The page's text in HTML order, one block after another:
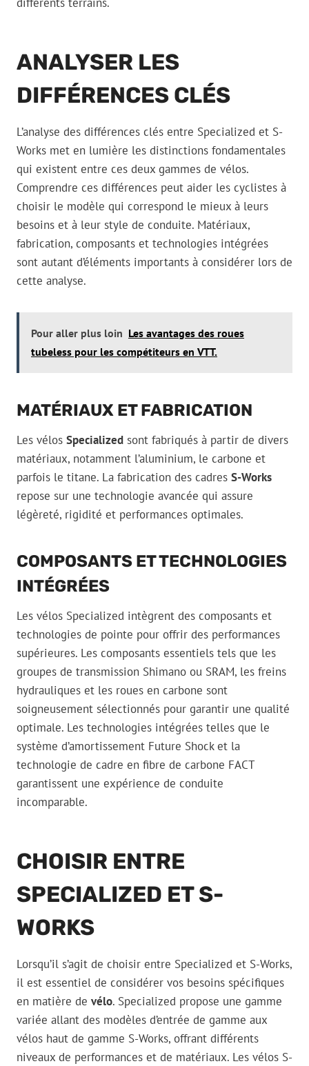
ANALYSER LES
DIFFÉRENCES CLÉS
L’analyse des différences clés entre Specialized et S-
Works met en lumière les distinctions fondamentales
qui existent entre ces deux gammes de vélos.
Comprendre ces différences peut aider les cyclistes à
choisir le modèle qui correspond le mieux à leurs
besoins et à leur style de conduite. Matériaux,
fabrication, composants et technologies intégrées
sont autant d’éléments importants à considérer lors de
cette analyse.
Pour aller plus loin Les avantages des roues
tubeless pour les compétiteurs en VTT.
MATÉRIAUX ET FABRICATION
Les vélos Specialized sont fabriqués à partir de divers
matériaux, notamment l’aluminium, le carbone et
parfois le titane. La fabrication des cadres S-Works
repose sur une technologie avancée qui assure
légèreté, rigidité et performances optimales.
COMPOSANTS ET TECHNOLOGIES
INTÉGRÉES
Les vélos Specialized intègrent des composants et
technologies de pointe pour offrir des performances
supérieures. Les composants essentiels tels que les
groupes de transmission Shimano ou SRAM, les freins
hydrauliques et les roues en carbone sont
soigneusement sélectionnés pour garantir une qualité
optimale. Les technologies intégrées telles que le
système d’amortissement Future Shock et la
technologie de cadre en fibre de carbone FACT
garantissent une expérience de conduite
incomparable.
CHOISIR ENTRE
SPECIALIZED ET S-
WORKS
Lorsqu’il s’agit de choisir entre Specialized et S-Works,
il est essentiel de considérer vos besoins spécifiques
en matière de vélo. Specialized propose une gamme
variée allant des modèles d’entrée de gamme aux
vélos haut de gamme S-Works, offrant différents
niveaux de performances et de matériaux. Les vélos S-